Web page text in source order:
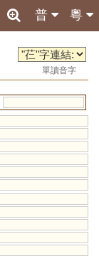
粵
普
單讀音字